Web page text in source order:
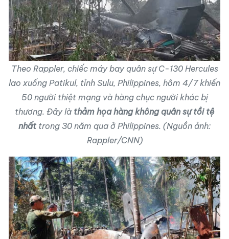
Theo Rappler, chiếc máy bay quân sự C-130 Hercules
lao xuống Patikul, tỉnh Sulu, Philippines, hôm 4/7 khiến
50 người thiệt mạng và hàng chục người khác bị
thương. Đây là thảm họa hàng không quân sự tồi tệ
nhấttrong 30 năm qua ở Philippines. (Nguồn ảnh:
Rappler/CNN)